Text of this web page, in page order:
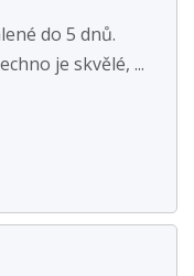
do 5 dnů.
je skvělé, ...